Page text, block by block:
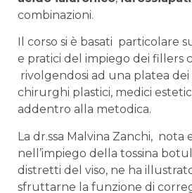
combinazioni.
Il corso si è basati particolare
e pratici del impiego dei fillers
rivolgendosi ad una platea
chirurghi plastici, medici
addentro alla metodica.
La dr.ssa Malvina Zanchi, nota
nell’impiego della tossina
distretti del viso, ne ha
sfruttarne la funzione di